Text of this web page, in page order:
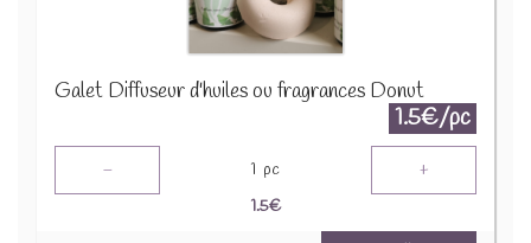
Galet Diffuseur d'huiles ou fragrances Donut
1.5€/pc
- 1 pc +
1.5€